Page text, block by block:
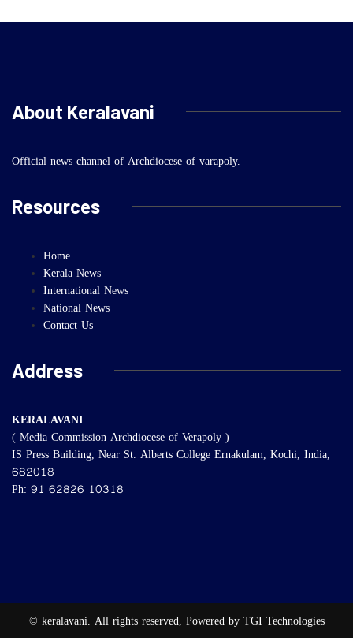
About Keralavani
Official news channel of Archdiocese of varapoly.
Resources
Home
Kerala News
International News
National News
Contact Us
Address
KERALAVANI
( Media Commission Archdiocese of Verapoly )
IS Press Building, Near St. Alberts College Ernakulam, Kochi, India,
682018
Ph: 91 62826 10318
© keralavani. All rights reserved, Powered by TGI Technologies